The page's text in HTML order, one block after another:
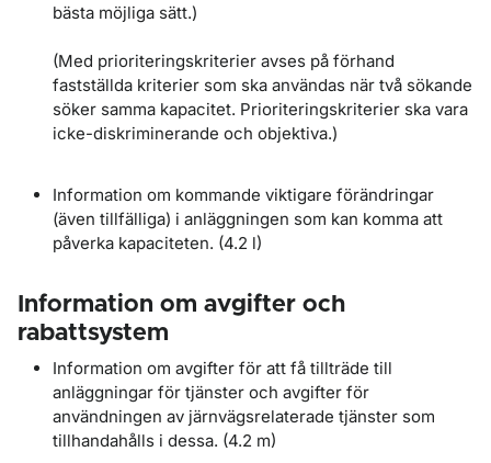
bästa möjliga sätt.)
(Med prioriteringskriterier avses på förhand
fastställda kriterier som ska användas när två sökande
söker samma kapacitet. Prioriteringskriterier ska vara
icke-diskriminerande och objektiva.)
Information om kommande viktigare förändringar
(även tillfälliga) i anläggningen som kan komma att
påverka kapaciteten. (4.2 l)
Information om avgifter och
rabattsystem
Information om avgifter för att få tillträde till
anläggningar för tjänster och avgifter för
användningen av järnvägsrelaterade tjänster som
tillhandahålls i dessa. (4.2 m)